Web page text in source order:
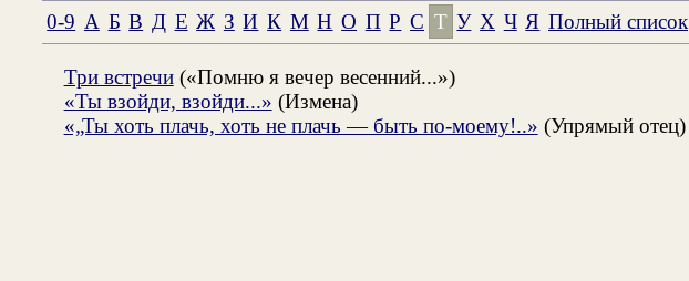
0-9 А Б В Д Е Ж З И К М Н О П Р С Т У Х Ч Я Полный список
Три встречи(«Помню я вечер весенний...»)
«Ты взойди, взойди...» (Измена)
«„Ты хоть плачь, хоть не плачь — быть по-моему!..» (Упрямый отец)